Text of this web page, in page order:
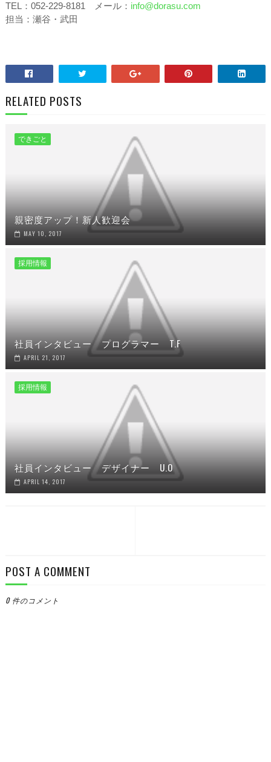
TEL：052-229-8181 メール： info@dorasu.com
担当：瀬谷・武田
RELATED POSTS
できごと
親密度アップ！新人歓迎会
MAY 10, 2017
採用情報
社員インタビュー プログラマー T.F
APRIL 21, 2017
採用情報
社員インタビュー デザイナー U.O
APRIL 14, 2017
POST A COMMENT
0 件のコメント